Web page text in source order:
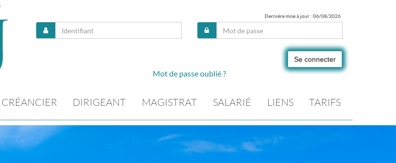
Dernière mise à jour : 06/08/2026
Se connecter
Mot de passe oublié ?
CRÉANCIER DIRIGEANT MAGISTRAT SALARIÉ LIENS TARIFS